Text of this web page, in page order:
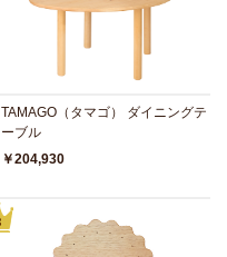
TAMAGO（タマゴ） ダイニングテ
ーブル
￥204,930